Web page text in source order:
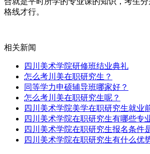
格线才行。
相关新闻
四川美术学院研修班结业典礼
怎么考川美在职研究生？
同等学力申硕辅导班哪家好？
怎么考川美在职研究生呢？
四川美术学院美学在职研究生就业
四川美术学院在职研究生有哪些专
四川美术学院在职研究生报名条件
四川美术学院在职研究生有什么优